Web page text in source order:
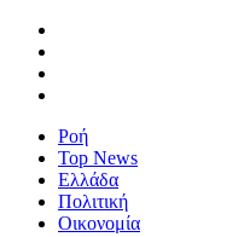
Ροή
Top News
Ελλάδα
Πολιτική
Οικονομία